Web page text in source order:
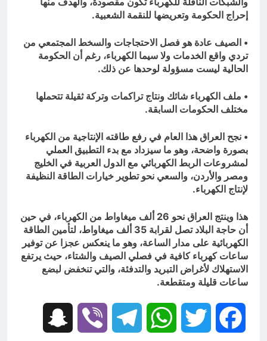
إحراج الحكومة وتعريضها للنقمة الشعبية.
• الصيف عادة هو فصل الاحتجاجات والسخط المجتمعي من
تردي واقع الخدمات ولا سيما الكهرباء، رغم أن الحكومة
الحالية ليست مسؤولة لوحدها عن ذلك.
• ملف الكهرباء شائك ونتاج تراكمات وتركة ثقيلة تتحملها
مختلف الحكومات السابقة.
• نجح العراق هذا العام في رفع طاقته الإنتاجية من الكهرباء
بصورة واضحة، وهو ما سيزداد مع بدء التطبيق العملي
لمشروعات الربط الكهربائي مع الدول العربية في الخليج
ومصر والأردن، والسعي نحو تطوير خيارات الطاقة النظيفة
لإنتاج الكهرباء.
هذا وينتج العراق نحو 26 ألف ميغاواط من الكهرباء، في حين
أن حاجة البلاد تصل لقرابة 35 ألف ميغاواط، لتأمين الطاقة
الكهربائية على مدار الساعة، وهو ما ينعكس عجزا عن توفير
ساعات كهرباء كافية في فصلي الصيف والشتاء، حيث يرتفع
الاستهلاك لأغراض التبريد والتدفئة، والتي تنخفض لبضع
ساعات قليلة ومتقطعة.
Facebook
Twitter
WhatsApp
Telegram
Viber